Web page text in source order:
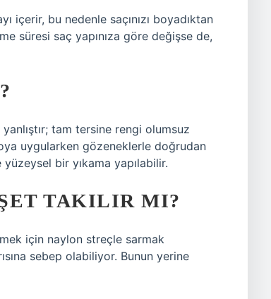
içerir, bu nedenle saçınızı boyadıktan
süresi saç yapınıza göre değişse de,
tam tersine rengi olumsuz
uygularken gözeneklerle doğrudan
bir yıkama yapılabilir.
TAKILIR MI?
için naylon streçle sarmak
sebep olabiliyor. Bunun yerine